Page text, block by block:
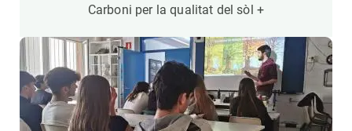
Carboni per la qualitat del sòl +